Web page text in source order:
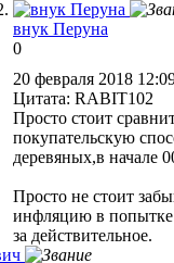
внук Перуна
0
20 февраля 2018
Цитата: RABIT102
Просто стоит
покупательскую
деревяных,в начале
Просто не стоит
инфляцию в попытке
за действительное.